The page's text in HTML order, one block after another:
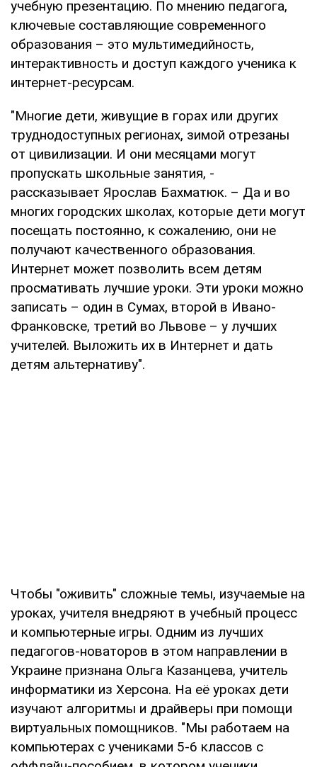
учебную презентацию. По мнению педагога,
ключевые составляющие современного
образования – это мультимедийность,
интерактивность и доступ каждого ученика к
интернет-ресурсам.
"Многие дети, живущие в горах или других
труднодоступных регионах, зимой отрезаны
от цивилизации. И они месяцами могут
пропускать школьные занятия, -
рассказывает Ярослав Бахматюк. – Да и во
многих городских школах, которые дети могут
посещать постоянно, к сожалению, они не
получают качественного образования.
Интернет может позволить всем детям
просмативать лучшие уроки. Эти уроки можно
записать – один в Сумах, второй в Ивано-
Франковске, третий во Львове – у лучших
учителей. Выложить их в Интернет и дать
детям альтернативу".
Чтобы "оживить" сложные темы, изучаемые на
уроках, учителя внедряют в учебный процесс
и компьютерные игры. Одним из лучших
педагогов-новаторов в этом направлении в
Украине признана Ольга Казанцева, учитель
информатики из Херсона. На её уроках дети
изучают алгоритмы и драйверы при помощи
виртуальных помощников. "Мы работаем на
компьютерах с учениками 5-6 классов с